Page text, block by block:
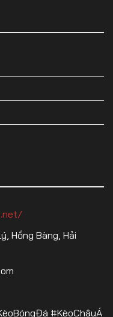
Hồng Bàng, Hải
#KèoChâuÁ